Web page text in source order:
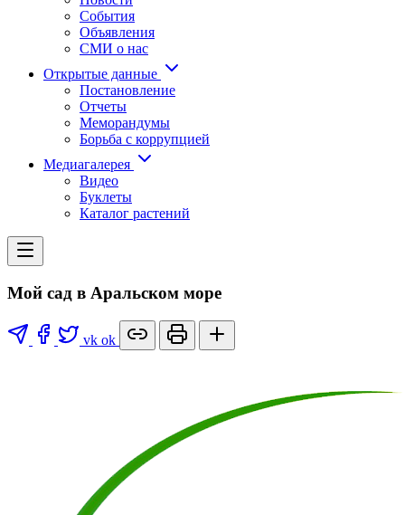
События
Объявления
СМИ о нас
Открытые данные
Постановление
Отчеты
Меморандумы
Борьба с коррупцией
Медиагалерея
Видео
Буклеты
Каталог растений
Мой сад в Аральском море
vk ok